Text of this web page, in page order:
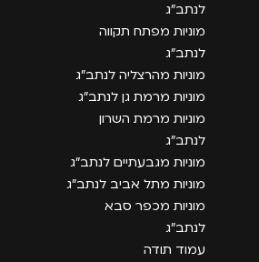
לנתב״ג
מוניות מפתח תקווה
לנתב״ג
מוניות מהרצליה לנתב״ג
מוניות מרמת גן לנתב״ג
מוניות מרמת השרון
לנתב״ג
מוניות מגבעתיים לנתב״ג
מוניות מתל אביב לנתב״ג
מוניות מכפר סבא
לנתב״ג
עמוד תודה